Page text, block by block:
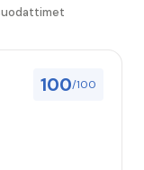
100/100